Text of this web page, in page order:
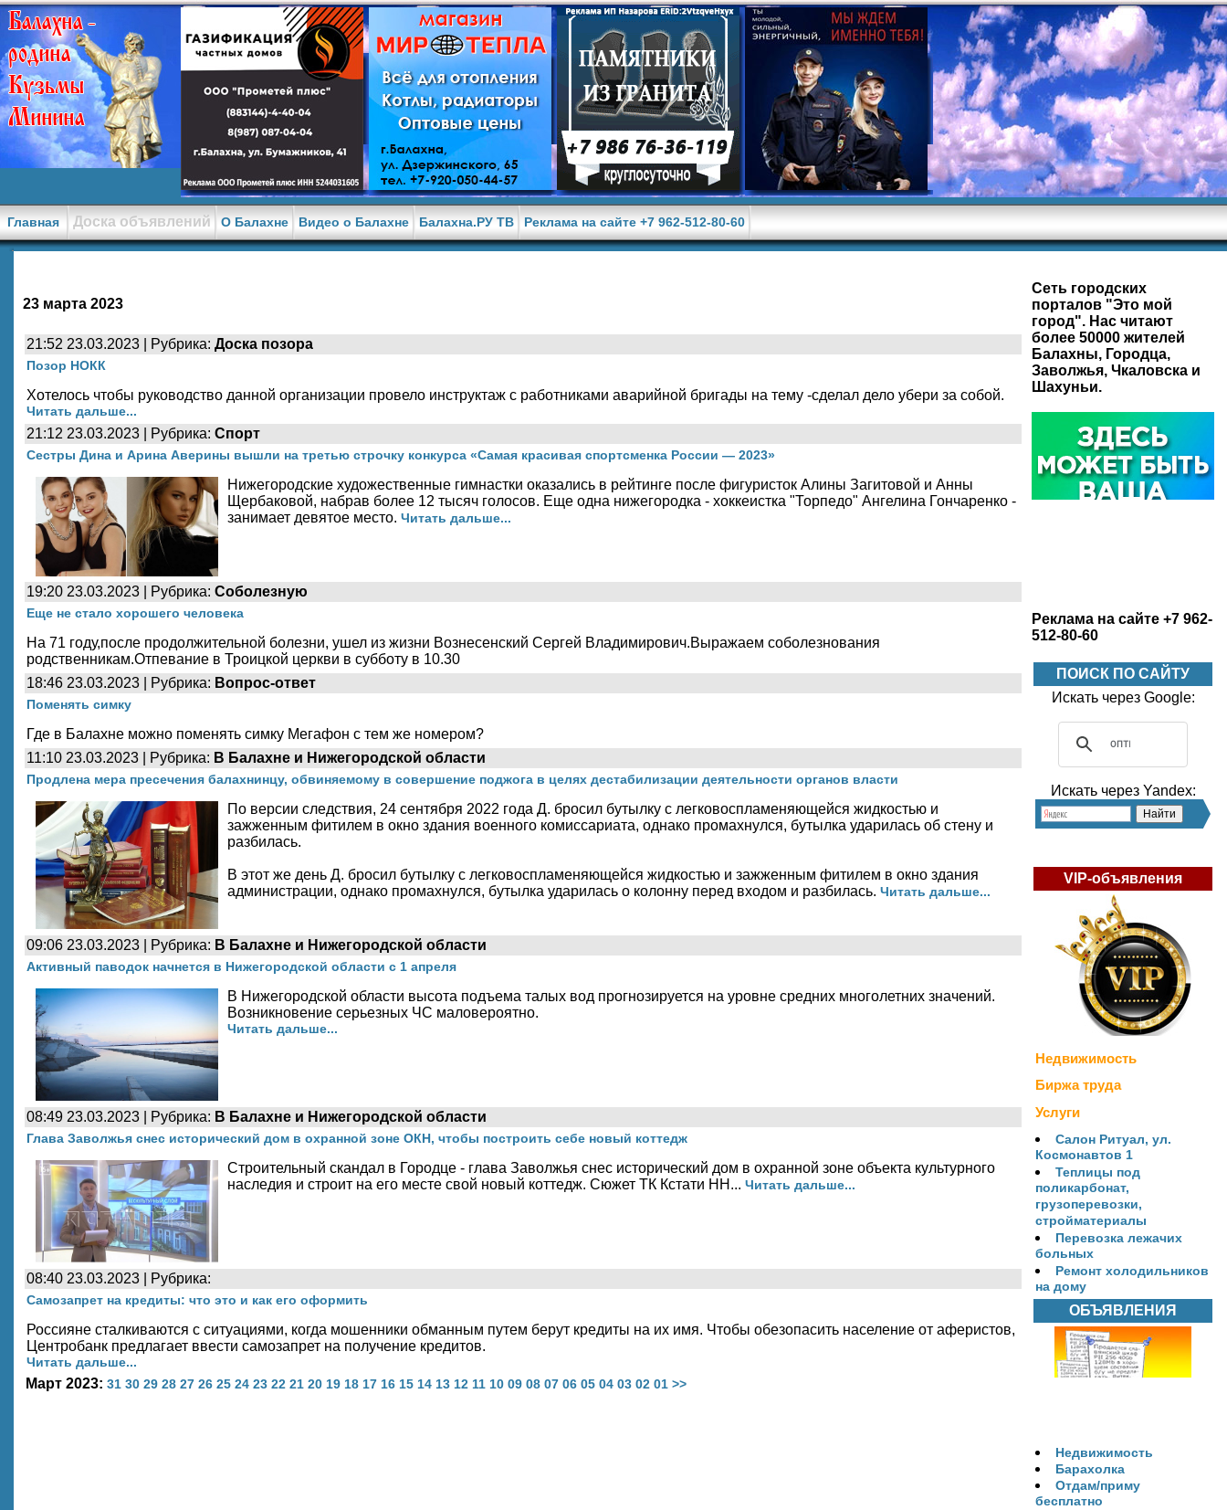
Главная Доска объявлений О Балахне Видео о Балахне Балахна.РУ ТВ Реклама на сайте +7 962-512-80-60
23 марта 2023
21:52 23.03.2023 | Рубрика: Доска позора
Позор НОКК
Хотелось чтобы руководство данной организации провело инструктаж с работниками аварийной бригады на тему -сделал дело убери за собой.
Читать дальше...
21:12 23.03.2023 | Рубрика: Спорт
Сестры Дина и Арина Аверины вышли на третью строчку конкурса «Самая красивая спортсменка России — 2023»
Нижегородские художественные гимнастки оказались в рейтинге после фигуристок Алины Загитовой и Анны
Щербаковой, набрав более 12 тысяч голосов. Еще одна нижегородка - хоккеистка "Торпедо" Ангелина Гончаренко -
занимает девятое место. Читать дальше...
19:20 23.03.2023 | Рубрика: Соболезную
Еще не стало хорошего человека
На 71 году,после продолжительной болезни, ушел из жизни Вознесенский Сергей Владимирович.Выражаем соболезнования
родственникам.Отпевание в Троицкой церкви в субботу в 10.30
18:46 23.03.2023 | Рубрика: Вопрос-ответ
Поменять симку
Где в Балахне можно поменять симку Мегафон с тем же номером?
11:10 23.03.2023 | Рубрика: В Балахне и Нижегородской области
Продлена мера пресечения балахнинцу, обвиняемому в совершение поджога в целях дестабилизации деятельности органов власти
По версии следствия, 24 сентября 2022 года Д. бросил бутылку с легковоспламеняющейся жидкостью и
зажженным фитилем в окно здания военного комиссариата, однако промахнулся, бутылка ударилась об стену и
разбилась.
В этот же день Д. бросил бутылку с легковоспламеняющейся жидкостью и зажженным фитилем в окно здания
администрации, однако промахнулся, бутылка ударилась о колонну перед входом и разбилась. Читать дальше...
09:06 23.03.2023 | Рубрика: В Балахне и Нижегородской области
Активный паводок начнется в Нижегородской области с 1 апреля
В Нижегородской области высота подъема талых вод прогнозируется на уровне средних многолетних значений.
Возникновение серьезных ЧС маловероятно.
Читать дальше...
08:49 23.03.2023 | Рубрика: В Балахне и Нижегородской области
Глава Заволжья снес исторический дом в охранной зоне ОКН, чтобы построить себе новый коттедж
Строительный скандал в Городце - глава Заволжья снес исторический дом в охранной зоне объекта культурного
наследия и строит на его месте свой новый коттедж. Сюжет ТК Кстати НН... Читать дальше...
08:40 23.03.2023 | Рубрика:
Самозапрет на кредиты: что это и как его оформить
Россияне сталкиваются с ситуациями, когда мошенники обманным путем берут кредиты на их имя. Чтобы обезопасить население от аферистов,
Центробанк предлагает ввести самозапрет на получение кредитов.
Читать дальше...
Март 2023: 31 30 29 28 27 26 25 24 23 22 21 20 19 18 17 16 15 14 13 12 11 10 09 08 07 06 05 04 03 02 01 >>
Сеть городских
порталов "Это мой
город". Нас читают
более 50000 жителей
Балахны, Городца,
Заволжья, Чкаловска и
Шахуньи.
Реклама на сайте +7 962-
512-80-60
ПОИСК ПО САЙТУ
Искать через Google:
Искать через Yandex:
VIP-объявления
Недвижимость
Биржа труда
Услуги
Салон Ритуал, ул.
Космонавтов 1
Теплицы под
поликарбонат,
грузоперевозки,
стройматериалы
Перевозка лежачих
больных
Ремонт холодильников
на дому
ОБЪЯВЛЕНИЯ
Недвижимость
Барахолка
Отдам/приму
бесплатно